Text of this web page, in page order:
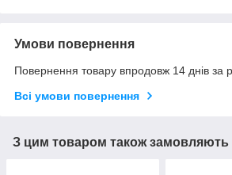
Умови повернення
Повернення товару впродовж 14 днів за
Всі умови повернення
З цим товаром також замовляють